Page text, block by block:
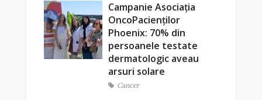
Campanie Asociația
OncoPacienților
Phoenix: 70% din
persoanele testate
dermatologic aveau
arsuri solare
Cancer